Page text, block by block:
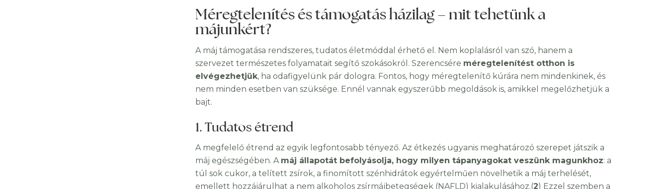
Méregtelenítés és támogatás házilag – mit tehetünk a
májunkért?
A máj támogatása rendszeres, tudatos életmóddal érhető el. Nem koplalásról van szó, hanem a
szervezet természetes folyamatait segítő szokásokról. Szerencsére méregtelenítést otthon is
elvégezhetjük, ha odafigyelünk pár dologra. Fontos, hogy méregtelenítő kúrára nem mindenkinek, és
nem minden esetben van szüksége. Ennél vannak egyszerűbb megoldások is, amikkel megelőzhetjük a
bajt.
1. Tudatos étrend
A megfelelő étrend az egyik legfontosabb tényező. Az étkezés ugyanis meghatározó szerepet játszik a
máj egészségében. A máj állapotát befolyásolja, hogy milyen tápanyagokat veszünk magunkhoz: a
túl sok cukor, a telített zsírok, a finomított szénhidrátok egyértelműen növelhetik a máj terhelését,
emellett hozzájárulhat a nem alkoholos zsírmájbetegségek (NAFLD) kialakulásához.(2) Ezzel szemben a